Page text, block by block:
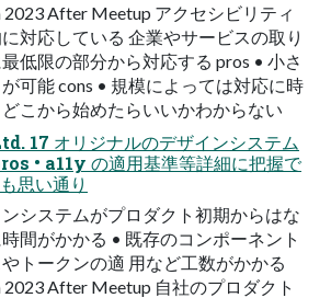
2023 After Meetup アクセシビリティ
対応している 企業やサービスの取り
低限の部分から対応する pros • 小さ
可能 cons • 規模によっては対応に時
こから始めたらいいかわからない
17 オリジナルのデザインシステム
• a11y の適用基準等詳細に把握で
思い通り
システムがプロダクト初期からはな
間がかかる • 既存のコンポーネント
トークンの適 用など工数がかかる
2023 After Meetup 自社のプロダクト